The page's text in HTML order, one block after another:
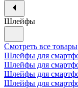
Шлейфы
Смотреть все товары
Шлейфы для
Шлейфы для
Шлейфы для
Шлейфы для